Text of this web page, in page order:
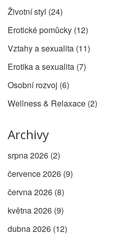
Životní styl (24)
Erotické pomůcky (12)
Vztahy a sexualita (11)
Erotika a sexualita (7)
Osobní rozvoj (6)
Wellness & Relaxace (2)
Archivy
srpna 2026 (2)
července 2026 (9)
června 2026 (8)
května 2026 (9)
dubna 2026 (12)